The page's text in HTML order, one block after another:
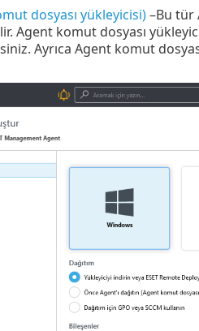
dosyası yükleyicisi)–Bu tür
Agent komut dosyası
Ayrıca Agent komut